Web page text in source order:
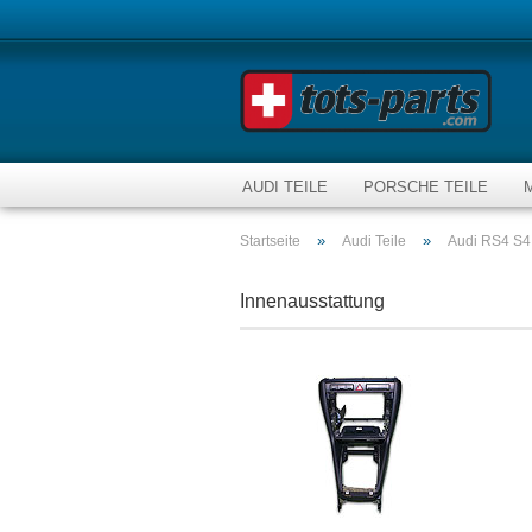
AUDI TEILE PORSCHE TEILE
Startseite » Audi Teile » Audi RS4
Innenausstattung